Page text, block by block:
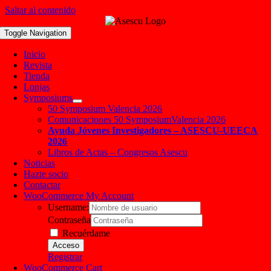
Saltar al contenido
Toggle Navigation
Inicio
Revista
Tienda
Lonjas
Symposiums
50 Symposium Valencia 2026
Comunicaciones 50 SymposiumValencia 2026
Ayuda Jóvenes Investigadores – ASESCU-UEECA
2026
Libros de Actas – Congresos Asescu
Noticias
Hazte socio
Contactar
WooCommerce My Account
Username:
Contraseña
Recuérdame
Registrar
WooCommerce Cart